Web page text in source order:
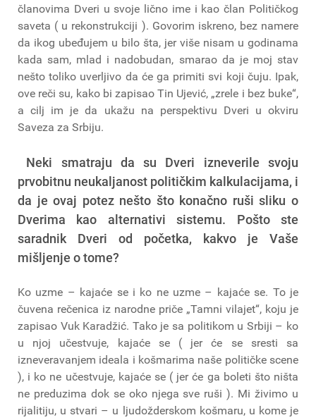
članovima Dveri u svoje lično ime i kao član Političkog
saveta ( u rekonstrukciji ). Govorim iskreno, bez namere
da ikog ubeđujem u bilo šta, jer više nisam u godinama
kada sam, mlad i nadobudan, smarao da je moj stav
nešto toliko uverljivo da će ga primiti svi koji čuju. Ipak,
ove reči su, kako bi zapisao Tin Ujević, „zrele i bez buke“,
a cilj im je da ukažu na perspektivu Dveri u okviru
Saveza za Srbiju.
Neki smatraju da su Dveri izneverile svoju
prvobitnu neukaljanost političkim kalkulacijama, i
da je ovaj potez nešto što konačno ruši sliku o
Dverima kao alternativi sistemu. Pošto ste
saradnik Dveri od početka, kakvo je Vaše
mišljenje o tome?
Ko uzme – kajaće se i ko ne uzme – kajaće se. To je
čuvena rečenica iz narodne priče „Tamni vilajet“, koju je
zapisao Vuk Karadžić. Tako je sa politikom u Srbiji – ko
u njoj učestvuje, kajaće se ( jer će se sresti sa
izneveravanjem ideala i košmarima naše političke scene
), i ko ne učestvuje, kajaće se ( jer će ga boleti što ništa
ne preduzima dok se oko njega sve ruši ). Mi živimo u
rijalitiju, u stvari – u ljudožderskom košmaru, u kome je